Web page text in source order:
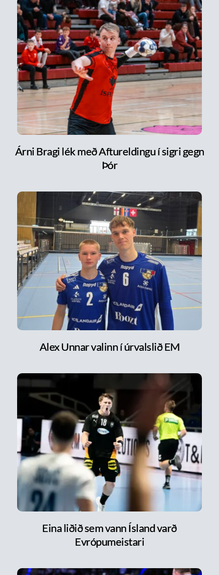
Árni Bragi lék með Aftureldingu í sigri gegn
Þór
Alex Unnar valinn í úrvalslið EM
Eina liðið sem vann Ísland varð
Evrópumeistari